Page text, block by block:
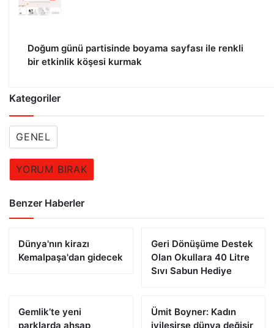
Doğum günü partisinde boyama sayfası ile renkli
bir etkinlik köşesi kurmak
Kategoriler
GENEL
YORUM BIRAK
Benzer Haberler
Dünya'nın kirazı
Kemalpaşa'dan gidecek
Geri Dönüşüme Destek
Olan Okullara 40 Litre
Sıvı Sabun Hediye
Gemlik’te yeni
parklarda ahşap
Ümit Boyner: Kadın
iyileşirse dünya değişir